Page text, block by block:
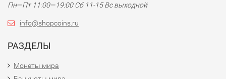
Пн—Пт 11:00—19:00 Сб 11-15 Вс выходной
info@shopcoins.ru
РАЗДЕЛЫ
Монеты мира